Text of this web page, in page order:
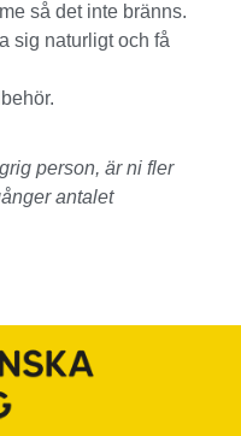
så det inte bränns.
sig naturligt och få
person, är ni fler
antalet